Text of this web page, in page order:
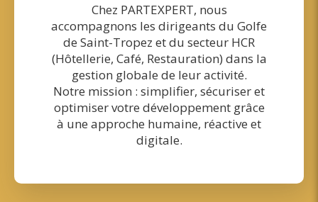
Chez PARTEXPERT, nous
accompagnons les dirigeants du Golfe
de Saint-Tropez et du secteur HCR
(Hôtellerie, Café, Restauration) dans la
gestion globale de leur activité.
Notre mission : simplifier, sécuriser et
optimiser votre développement grâce
à une approche humaine, réactive et
digitale.